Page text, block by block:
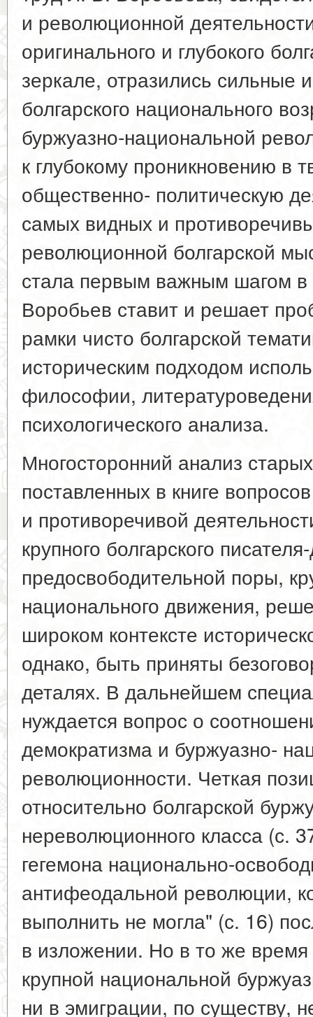
и революционной
оригинального и глубокого
зеркале, отразились сильные
болгарского национального
буржуазно-национальной
к глубокому проникновению в
общественно- политическую
самых видных и
революционной болгарской
стала первым важным шагом
Воробьев ставит и решает
рамки чисто болгарской
историческим подходом
философии,
психологического анализа.
Многосторонний анализ
поставленных в книге
и противоречивой
крупного болгарского
предосвободительной поры,
национального движения,
широком контексте
однако, быть приняты
деталях. В дальнейшем
нуждается вопрос о
демократизма и буржуазно-
революционности. Четкая
относительно болгарской
нереволюционного класса (с.
гегемона национально-
антифеодальной революции,
выполнить не могла" (с. 16)
в изложении. Но в то же время
крупной национальной
ни в эмиграции, по существу,